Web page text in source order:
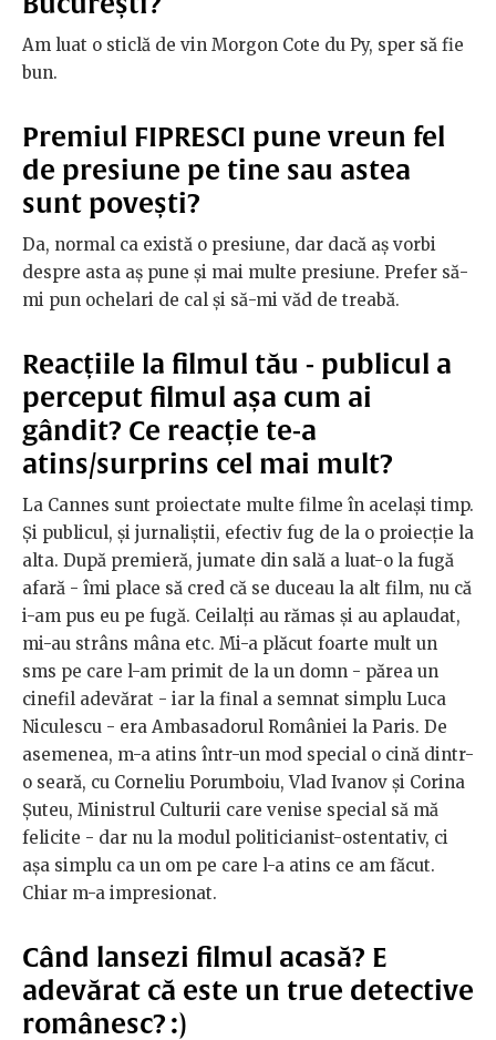
Am luat o sticlă de vin Morgon Cote du Py, sper să fie
bun.
Premiul FIPRESCI pune vreun fel
de presiune pe tine sau astea
sunt povești?
Da, normal ca există o presiune, dar dacă aș vorbi
despre asta aș pune și mai multe presiune. Prefer să-
mi pun ochelari de cal și să-mi văd de treabă.
Reacțiile la filmul tău - publicul a
perceput filmul așa cum ai
gândit? Ce reacție te-a
atins/surprins cel mai mult?
La Cannes sunt proiectate multe filme în același timp.
Și publicul, și jurnaliștii, efectiv fug de la o proiecție la
alta. După premieră, jumate din sală a luat-o la fugă
afară - îmi place să cred că se duceau la alt film, nu că
i-am pus eu pe fugă. Ceilalți au rămas și au aplaudat,
mi-au strâns mâna etc. Mi-a plăcut foarte mult un
sms pe care l-am primit de la un domn - părea un
cinefil adevărat - iar la final a semnat simplu Luca
Niculescu - era Ambasadorul României la Paris. De
asemenea, m-a atins într-un mod special o cină dintr-
o seară, cu Corneliu Porumboiu, Vlad Ivanov și Corina
Șuteu, Ministrul Culturii care venise special să mă
felicite - dar nu la modul politicianist-ostentativ, ci
așa simplu ca un om pe care l-a atins ce am făcut.
Chiar m-a impresionat.
Când lansezi filmul acasă? E
adevărat că este un true detective
românesc? :)